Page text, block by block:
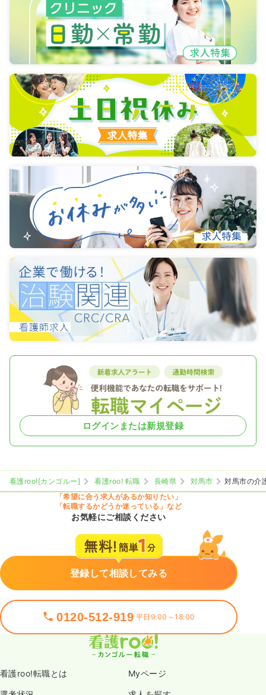
ログインまたは新規登録
看護roo![カンゴルー] 看護roo! 転職 長崎県 対馬市
対馬市の介
「希望に合う求人があるか知りたい」
「転職するかどうか迷っている」など
お気軽にご相談ください
登録して相談してみる
0120-512-919 平日9:00～18:00
看護roo!転職とは Myページ